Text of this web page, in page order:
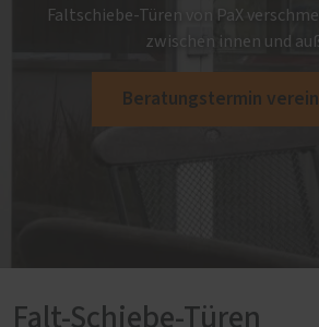
Faltschiebe-Türen von PaX
zwischen innen und
Beratungstermin
Falt-Schiebe-Türen